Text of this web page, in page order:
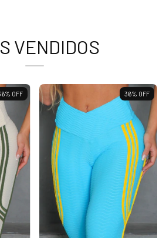
VENDIDOS
% OFF 36% OFF